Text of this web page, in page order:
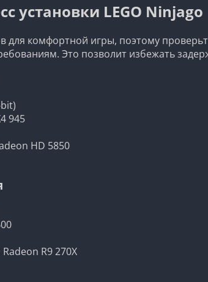
установки LEGO Ninjago
для комфортной игры, поэтому
Это позволит избежать
945
HD 5850
R9 270X